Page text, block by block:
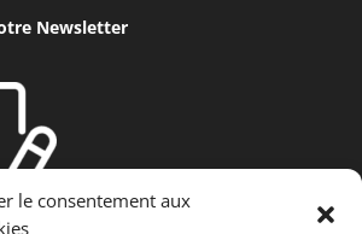
le consentement aux
Newsletter